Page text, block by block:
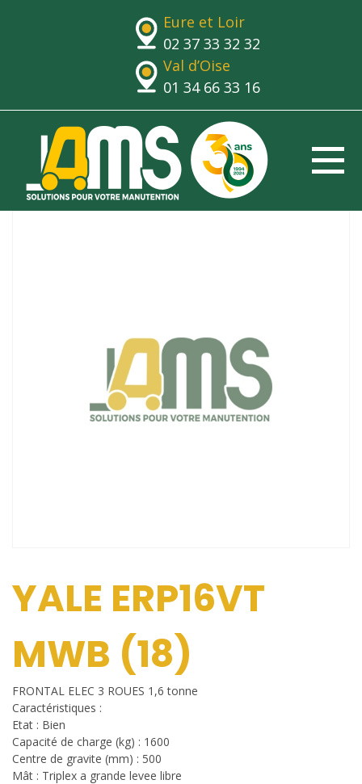
Eure et Loir
02 37 33 32 32
Val d’Oise
01 34 66 33 16
YALE ERP16VT
MWB (18)
FRONTAL ELEC 3 ROUES 1,6 tonne
Caractéristiques :
Etat : Bien
Capacité de charge (kg) : 1600
Centre de gravite (mm) : 500
Mât : Triplex a grande levee libre